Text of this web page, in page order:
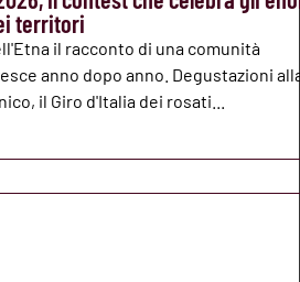
territori
il racconto di una comunità
anno dopo anno. Degustazioni
il Giro d'Italia dei rosati...